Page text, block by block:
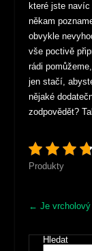
které jste
někam
obvykle
vše poctivě
rádi
jen stačí,
nějaké
zodpovědět?
Produkty
Post
← Je
Hledat